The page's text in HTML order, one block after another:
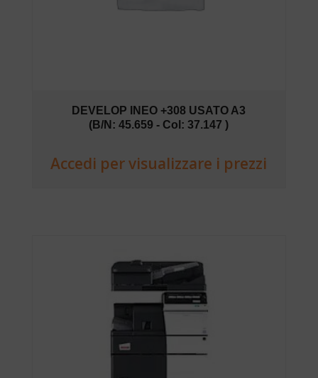
DEVELOP INEO +308 USATO A3
(B/N: 45.659 - Col: 37.147 )
Accedi per visualizzare i prezzi